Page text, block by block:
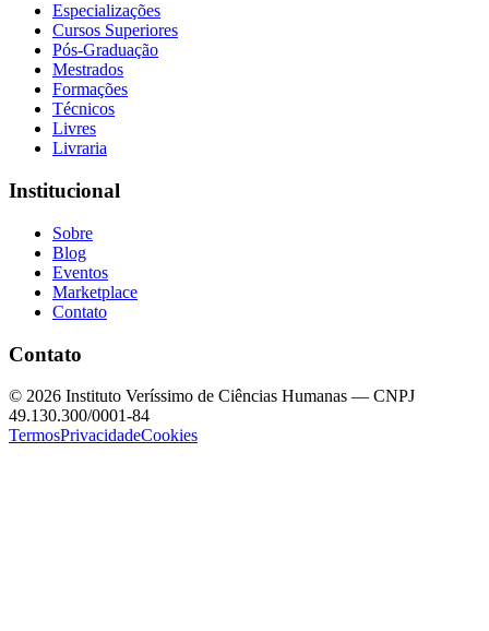
Especializações
Cursos Superiores
Pós-Graduação
Mestrados
Formações
Técnicos
Livres
Livraria
Institucional
Sobre
Blog
Eventos
Marketplace
Contato
Contato
© 2026 Instituto Veríssimo de Ciências Humanas — CNPJ
49.130.300/0001-84
TermosPrivacidadeCookies